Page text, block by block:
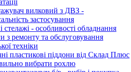
вилковий з ДВЗ -
застосування
стелажі - особливості обладнання
з ремонту та обслуговування
техніки
пластикові піддони від Склад Плюс
вибрати рохлю